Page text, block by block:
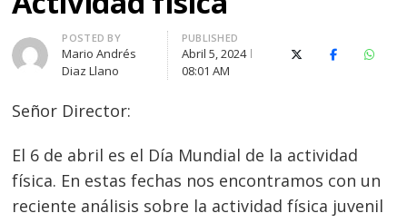
Author
POSTED BY
Mario Andrés
Diaz Llano
PUBLISHED
Abril 5, 2024
08:01 AM
X (Twitter)Facebook
Señor Director:
El 6 de abril es el Día Mundial de la actividad
física. En estas fechas nos encontramos con un
reciente análisis sobre la actividad física juvenil